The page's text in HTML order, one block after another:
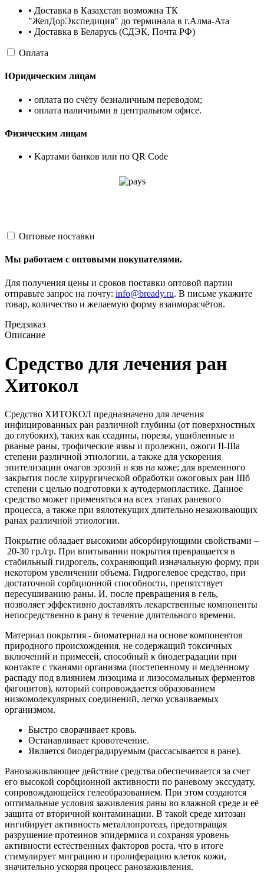
• Доставка в Казахстан возможна ТК
"ЖелДорЭкспедиция" до терминала в г.Алма-Ата
• Доставка в Беларусь (СДЭК, Почта РФ)
Оплата
Юридическим лицам
• оплата по счёту безналичным переводом;
• оплата наличными в центральном офисе.
Физическим лицам
• Kартами банков или по QR Code
Оптовые поставки
Мы работаем с оптовыми покупателями.
Для получения цены и сроков поставки оптовой партии
отправьте запрос на почту: info@bready.ru. В письме укажите
товар, количество и желаемую форму взаиморасчётов.
Предзаказ
Описание
Средство для лечения ран
Хитокол
Средство ХИТОКОЛ предназначено для лечения
инфицированных ран различной глубины (от поверхностных
до глубоких), таких как ссадины, порезы, ушибленные и
рваные раны, трофические язвы и пролежни, ожоги II-IIIа
степени различной этиологии, а также для ускорения
эпителизации очагов эрозий и язв на коже; для временного
закрытия после хирургической обработки ожоговых ран IIIб
степени с целью подготовки к аутодермопластике. Данное
средство может применяться на всех этапах раневого
процесса, а также при вялотекущих длительно незаживающих
ранах различной этиологии.
Покрытие обладает высокими абсорбирующими свойствами –
20-30 гр./гр. При впитывании покрытия превращается в
стабильный гидрогель, сохраняющий изначальную форму, при
некотором увеличении объема. Гидрогелевое средство, при
достаточной сорбционной способности, препятствует
пересушиванию раны. И, после превращения в гель,
позволяет эффективно доставлять лекарственные компоненты
непосредственно в рану в течение длительного времени.
Материал покрытия - биоматериал на основе компонентов
природного происхождения, не содержащий токсичных
включений и примесей, способный к биодеградации при
контакте с тканями организма (постепенному и медленному
распаду под влиянием лизоцима и лизосомальных ферментов
фагоцитов), который сопровождается образованием
низкомолекулярных соединений, легко усваиваемых
организмом.
Быстро сворачивает кровь.
Останавливает кровотечение.
Является биодеградируемым (рассасывается в ране).
Ранозаживляющее действие средства обеспечивается за счет
его высокой сорбционной активности по раневому экссудату,
сопровождающейся гелеобразованием. При этом создаются
оптимальные условия заживления раны во влажной среде и её
защита от вторичной контаминации. В такой среде хитозан
ингибирует активность металлопротеаз, предотвращая
разрушение протеинов эпидермиса и сохраняя уровень
активности естественных факторов роста, что в итоге
стимулирует миграцию и пролиферацию клеток кожи,
значительно ускоряя процесс ранозаживления.